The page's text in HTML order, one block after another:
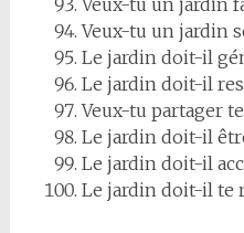
Veux-tu un jardin
Le jardin doit-il
Le jardin doit-il
Veux-tu partager
Le jardin doit-il
Le jardin doit-il
Le jardin doit-il te